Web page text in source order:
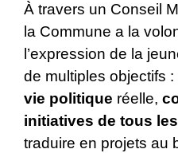
À travers un Conseil
la Commune a la
l’expression de la
de multiples objectifs :
vie politique réelle,
initiatives de tous
traduire en projets au